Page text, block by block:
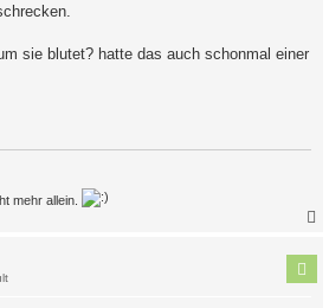
sie blutet? hatte das auch schonmal einer
mehr allein.